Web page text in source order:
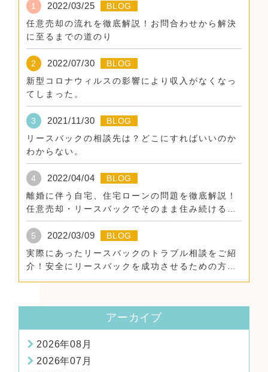
1 2022/03/25
BLOG
任意売却の流れを徹底解説！お問合わせから解決
に至るまでの道のり
2 2022/07/30
BLOG
新型コロナウィルスの影響により収入がなくなっ
てしまった。
3 2021/11/30
BLOG
リースバックの相談先は？どこにすればいいのか
わからない。
4 2022/04/04
BLOG
離婚に伴う自宅、住宅ローンの問題を徹底解説！
任意売却・リースバックでそのまま住み続けるた
めに。
5
2022/03/09
BLOG
実際にあったリースバックのトラブル相談をご紹
介！安全にリースバックを成功させるための方
法！
アーカイブ
2026年08月
2026年07月